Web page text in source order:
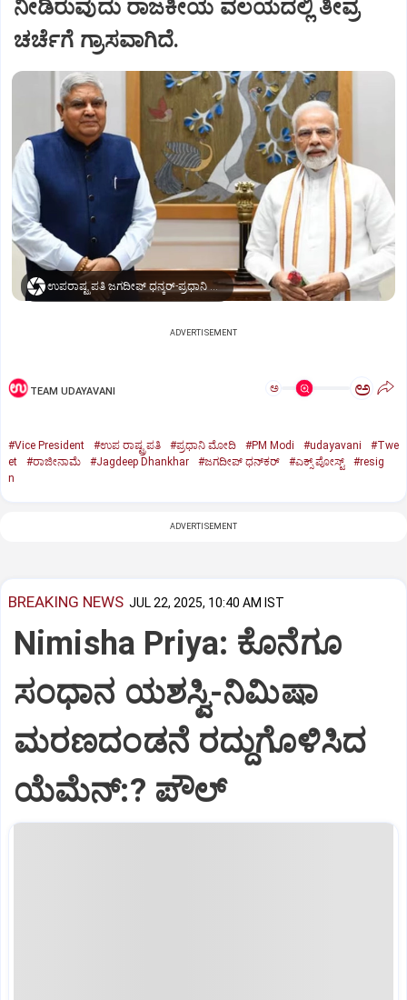
ನೀಡಿರುವುದು ರಾಜಕೀಯ ವಲಯದಲ್ಲಿ ತೀವ್ರ
ಚರ್ಚೆಗೆ ಗ್ರಾಸವಾಗಿದೆ.
ಉಪರಾಷ್ಟ್ರಪತಿ ಜಗದೀಪ್‌ ಧನ್ಕರ್-ಪ್ರಧಾನಿ ಮೋದಿ
ADVERTISEMENT
TEAM UDAYAVANI ಅ ಅ
#Vice President #ಉಪ ರಾಷ್ಟ್ರಪತಿ #ಪ್ರಧಾನಿ ಮೋದಿ #PM Modi #udayavani
#Twe
et
#ರಾಜೀನಾಮೆ #Jagdeep Dhankhar #ಜಗದೀಪ್‌ ಧನ್‌ಕರ್‌ #ಎಕ್ಸ್‌ ಪೋಸ್ಟ್
#resig
n
ADVERTISEMENT
BREAKING NEWS JUL 22, 2025, 10:40 AM IST
Nimisha Priya: ಕೊನೆಗೂ
ಸಂಧಾನ ಯಶಸ್ವಿ-ನಿಮಿಷಾ
ಮರಣದಂಡನೆ ರದ್ದುಗೊಳಿಸಿದ
ಯೆಮೆನ್:? ಪೌಲ್